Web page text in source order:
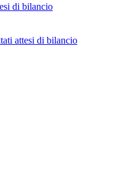
di bilancio
attesi di bilancio